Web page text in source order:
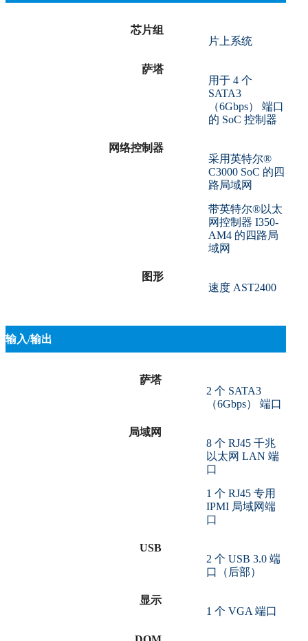
芯片组
片上系统
萨塔
用于 4 个
SATA3
（6Gbps） 端口
的 SoC 控制器
网络控制器
采用英特尔®
C3000 SoC 的四
路局域网
带英特尔®以太
网控制器 I350-
AM4 的四路局
域网
图形
速度 AST2400
输入/输出
萨塔
2 个 SATA3
（6Gbps） 端口
局域网
8 个 RJ45 千兆
以太网 LAN 端
口
1 个 RJ45 专用
IPMI 局域网端
口
USB
2 个 USB 3.0 端
口（后部）
显示
1 个 VGA 端口